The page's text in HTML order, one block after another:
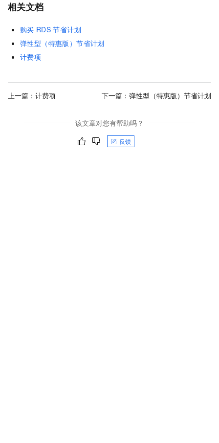
相关文档
购买 RDS 节省计划
弹性型（特惠版）节省计划
计费项
上一篇： 计费项 下一篇： 弹性型（特惠版）节省计划
该文章对您有帮助吗？
反馈